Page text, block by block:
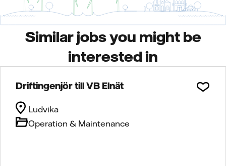
Similar jobs you might be
interested in
Driftingenjör till VB Elnät
Operation & Maintenance
Ludvika